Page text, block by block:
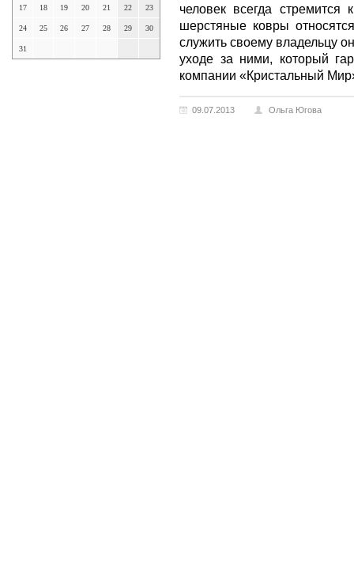
17 18 19 20 21 22 23
24 25 26 27 28 29 30
31
человек всегда
шерстяные ковры
служить своему владельцу
уходе за ними, который
компании «Кристальный
09.07.2013 Ольга Югова